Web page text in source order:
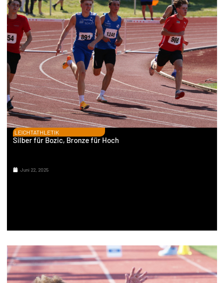
LEICHTATHLETIK
Silber für Bozic, Bronze für Hoch
Juni 22, 2025